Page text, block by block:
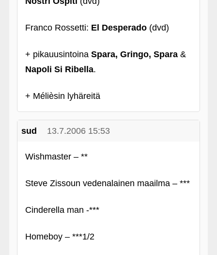
Franco Rossetti: El Desperado(dvd)
+ pikauusintoina Spara, Gringo, Spara&
Napoli Si Ribella.
+ Mélièsin lyhäreitä
sud 13.7.2006 15:53
Wishmaster – **
Steve Zissoun vedenalainen maailma – ***
Cinderella man -***
Homeboy – ***1/2